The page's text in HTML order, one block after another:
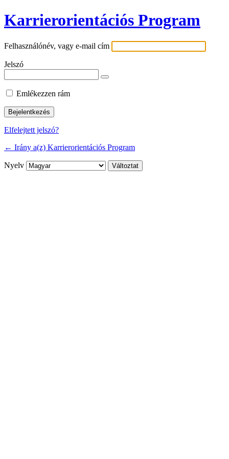
Karrierorientációs Program
Felhasználónév, vagy e-mail cím
Jelszó
Emlékezzen rám
Elfelejtett jelszó?
← Irány a(z) Karrierorientációs Program
Nyelv